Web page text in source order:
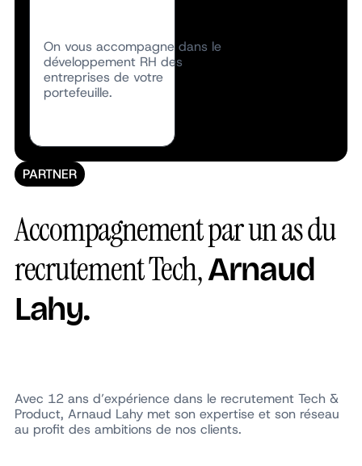
On vous accompagne dans le
développement RH des
entreprises de votre
portefeuille.
PARTNER
Accompagnement par un as du
recrutement Tech,Arnaud
Lahy.
Avec 12 ans d’expérience dans le recrutement Tech &
Product, Arnaud Lahy met son expertise et son réseau
au profit des ambitions de nos clients.